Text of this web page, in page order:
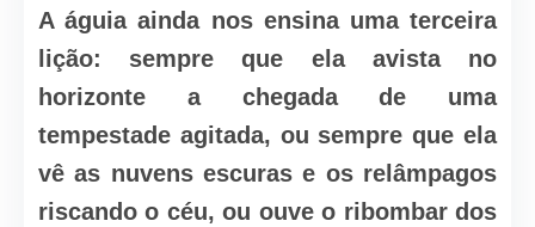
A águia ainda nos ensina uma terceira
lição: sempre que ela avista no
horizonte a chegada de uma
tempestade agitada, ou sempre que ela
vê as nuvens escuras e os relâmpagos
riscando o céu, ou ouve o ribombar dos